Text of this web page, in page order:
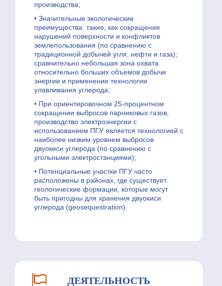
производства;
• Значительные экологические
преимущества: такие, как сокращение
нарушений поверхности и конфликтов
землепользования (по сравнению с
традиционной добычей угля, нефти и газа);
сравнительно небольшая зона охвата
относительно больших объемов добычи
энергии и применение технологии
улавливания углерода;
• При ориентировочном 25-процентном
сокращении выбросов парниковых газов,
производство электроэнергии с
использованием ПГУ является технологией с
наиболее низким уровнем выбросов
двуокиси углерода (по сравнению с
угольными электростанциями);
• Потенциальные участки ПГУ часто
расположены в районах, где существует
геологические формации, которые могут
быть пригодны для хранения двуокиси
углерода (geosequestration).
ДЕЯТЕЛЬНОСТЬ